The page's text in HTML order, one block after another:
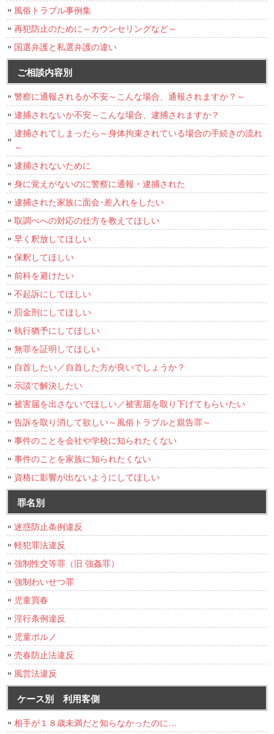
風俗トラブル事例集
再犯防止のために～カウンセリングなど～
国選弁護と私選弁護の違い
ご相談内容別
警察に通報されるか不安～こんな場合、通報されますか？～
逮捕されないか不安～こんな場合、逮捕されますか？
逮捕されてしまったら～身体拘束されている場合の手続きの流れ
～
逮捕されないために
身に覚えがないのに警察に通報・逮捕された
逮捕された家族に面会･差入れをしたい
取調べへの対応の仕方を教えてほしい
早く釈放してほしい
保釈してほしい
前科を避けたい
不起訴にしてほしい
罰金刑にしてほしい
執行猶予にしてほしい
無罪を証明してほしい
自首したい／自首した方が良いでしょうか？
示談で解決したい
被害届を出さないでほしい／被害届を取り下げてもらいたい
告訴を取り消して欲しい～風俗トラブルと親告罪～
事件のことを会社や学校に知られたくない
事件のことを家族に知られたくない
資格に影響が出ないようにしてほしい
罪名別
迷惑防止条例違反
軽犯罪法違反
強制性交等罪（旧 強姦罪）
強制わいせつ罪
児童買春
淫行条例違反
児童ポルノ
売春防止法違反
風営法違反
ケース別 利用客側
相手が１８歳未満だと知らなかったのに…